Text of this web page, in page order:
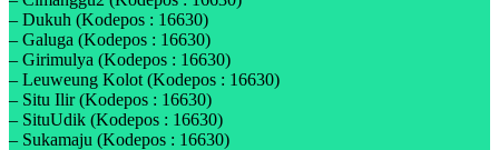
– Dukuh (Kodepos : 16630)
– Galuga (Kodepos : 16630)
– Girimulya (Kodepos : 16630)
– Leuweung Kolot (Kodepos : 16630)
– Situ Ilir (Kodepos : 16630)
– SituUdik (Kodepos : 16630)
– Sukamaju (Kodepos : 16630)